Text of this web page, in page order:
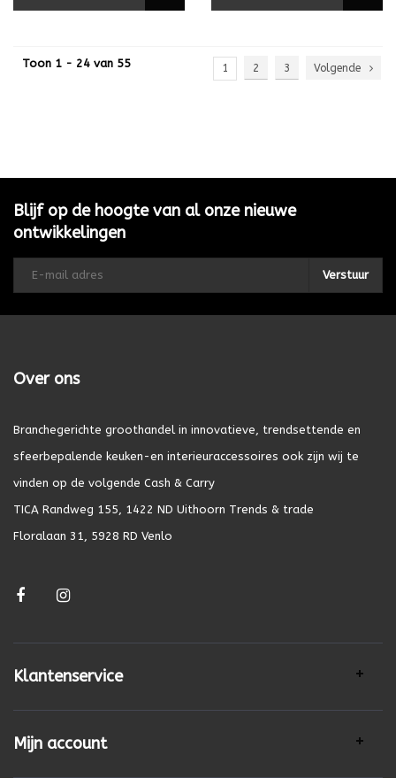
Toon 1 - 24 van 55 1 2 3 Volgende
Blijf op de hoogte van al onze nieuwe
ontwikkelingen
Verstuur
Over ons
Branchegerichte groothandel in innovatieve, trendsettende en
sfeerbepalende keuken-en interieuraccessoires ook zijn wij te
vinden op de volgende Cash & Carry
TICA Randweg 155, 1422 ND Uithoorn Trends & trade
Floralaan 31, 5928 RD Venlo
Klantenservice
Mijn account